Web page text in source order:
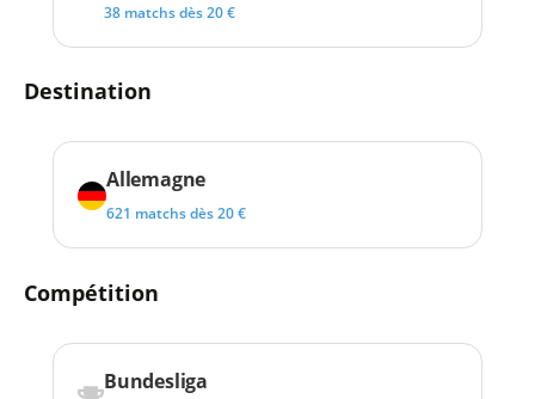
38 matchs dès 20 €
Destination
Allemagne
621 matchs dès 20 €
Compétition
Bundesliga